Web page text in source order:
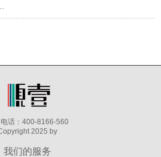
话：400-8166-560
2025 by
我们的服务